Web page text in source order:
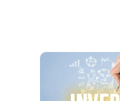
Jetzt lesen